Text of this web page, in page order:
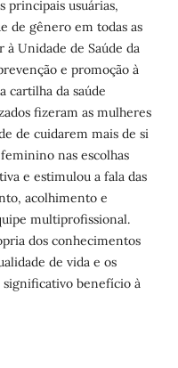
principais usuárias,
de gênero em todas as
à Unidade de Saúde da
e promoção à
cartilha da saúde
fizeram as mulheres
de cuidarem mais de si
nas escolhas
e estimulou a fala das
acolhimento e
multiprofissional.
dos conhecimentos
de vida e os
significativo benefício à